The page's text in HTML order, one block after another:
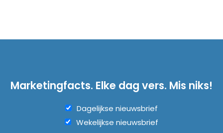
Marketingfacts. Elke dag vers. Mis niks!
Dagelijkse nieuwsbrief
Wekelijkse nieuwsbrief